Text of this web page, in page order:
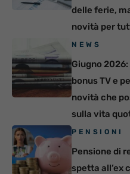
delle ferie,
novità per
NEWS
Giugno
bonus TV e
novità che
sulla vita
PENSIONI
Pensione di
spetta all’ex